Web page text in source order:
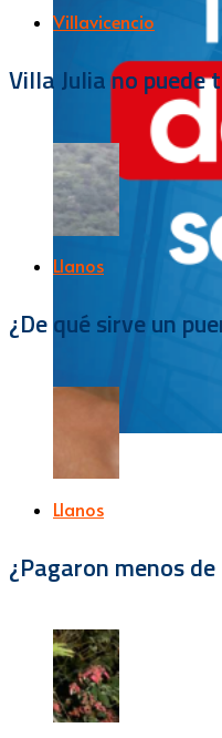
Villavicencio
Villa Julia no puede
Llanos
¿De qué sirve un
Llanos
¿Pagaron menos